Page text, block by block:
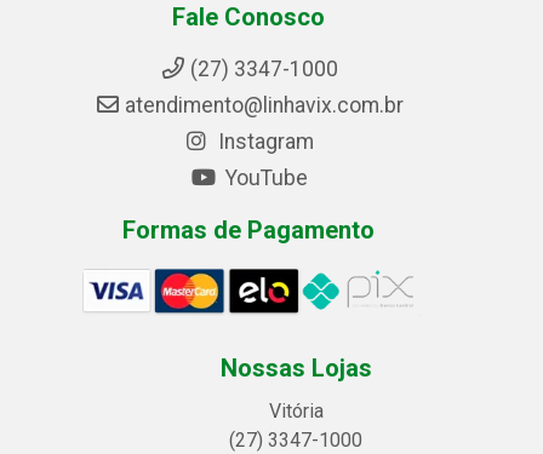
Fale Conosco
(27) 3347-1000
atendimento@linhavix.com.br
Instagram
YouTube
Formas de Pagamento
Nossas Lojas
Vitória
(27) 3347-1000